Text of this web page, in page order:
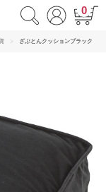
0
ざぶとんクッションブラック